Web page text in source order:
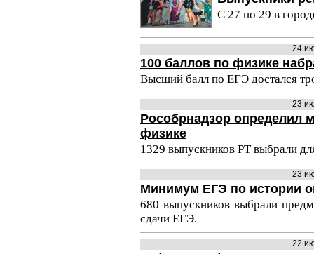
С 27 по 29 в
24
100 баллов по физике
Высший балл по ЕГЭ достался
23
Рособрнадзор определил
физике
1329 выпускников РТ выбрали
23
Минимум ЕГЭ по истории
680 выпускников выбрали
сдачи ЕГЭ.
22